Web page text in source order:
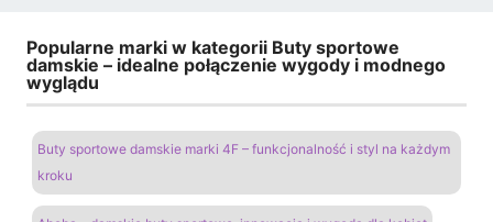
Popularne marki w kategorii Buty sportowe
damskie – idealne połączenie wygody i modnego
wyglądu
Buty sportowe damskie marki 4F – funkcjonalność i styl na każdym
kroku